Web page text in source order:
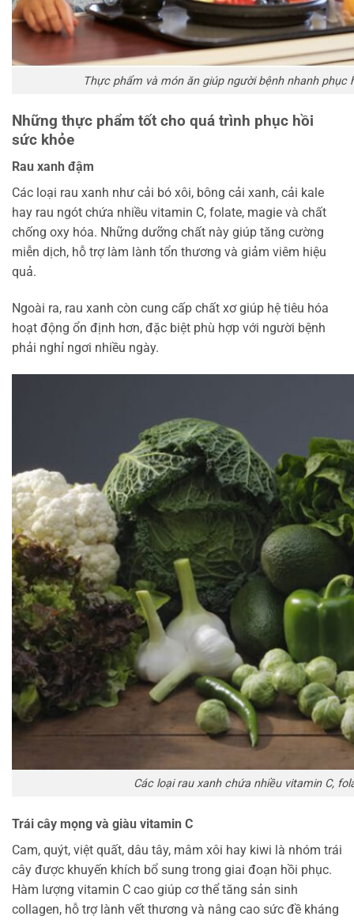
Thực phẩm và món ăn giúp người bệnh nhanh phục
Những thực phẩm tốt cho quá trình phục hồi
sức khỏe
Rau xanh đậm
Các loại rau xanh như cải bó xôi, bông cải xanh, cải kale
hay rau ngót chứa nhiều vitamin C, folate, magie và chất
chống oxy hóa. Những dưỡng chất này giúp tăng cường
miễn dịch, hỗ trợ làm lành tổn thương và giảm viêm hiệu
quả.
Ngoài ra, rau xanh còn cung cấp chất xơ giúp hệ tiêu hóa
hoạt động ổn định hơn, đặc biệt phù hợp với người bệnh
phải nghỉ ngơi nhiều ngày.
Các loại rau xanh chứa nhiều vitamin C,
Trái cây mọng và giàu vitamin C
Cam, quýt, việt quất, dâu tây, mâm xôi hay kiwi là nhóm trái
cây được khuyến khích bổ sung trong giai đoạn hồi phục.
Hàm lượng vitamin C cao giúp cơ thể tăng sản sinh
collagen, hỗ trợ lành vết thương và nâng cao sức đề kháng